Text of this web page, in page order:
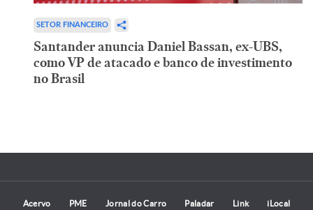
SETOR FINANCEIRO
Santander anuncia Daniel Bassan, ex-UBS,
como VP de atacado e banco de investimento
no Brasil
Acervo PME Jornal do Carro Paladar Link iLocal